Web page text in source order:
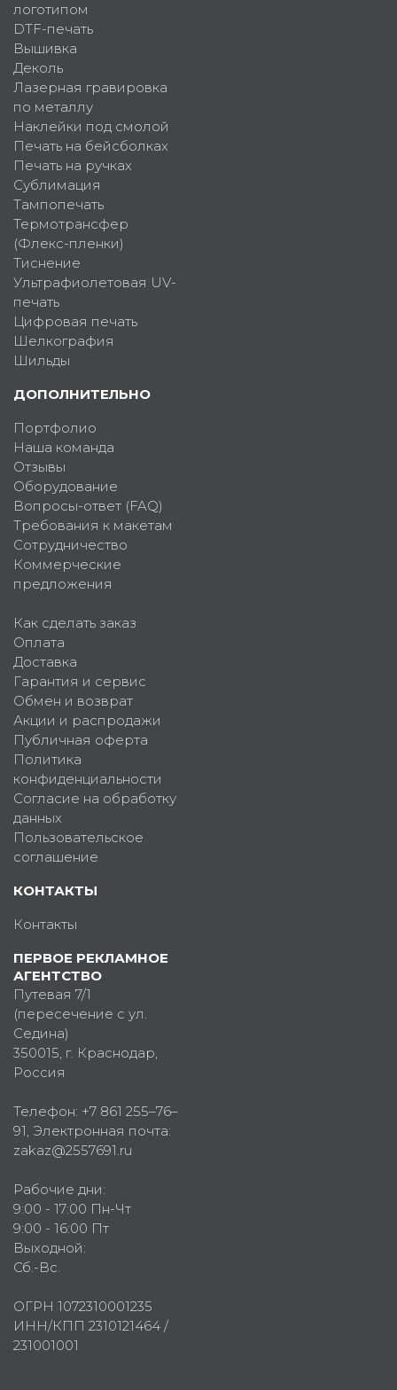
логотипом
DTF-печать
Вышивка
Деколь
Лазерная гравировка
по металлу
Наклейки под смолой
Печать на бейсболках
Печать на ручках
Сублимация
Тампопечать
Термотрансфер
(Флекс-пленки)
Тиснение
Ультрафиолетовая UV-
печать
Цифровая печать
Шелкография
Шильды
ДОПОЛНИТЕЛЬНО
Портфолио
Наша команда
Отзывы
Оборудование
Вопросы-ответ (FAQ)
Требования к макетам
Сотрудничество
Коммерческие
предложения
Как сделать заказ
Оплата
Доставка
Гарантия и сервис
Обмен и возврат
Акции и распродажи
Публичная оферта
Политика
конфиденциальности
Согласие на обработку
данных
Пользовательское
соглашение
КОНТАКТЫ
Контакты
ПЕРВОЕ РЕКЛАМНОЕ
АГЕНТСТВО
Путевая 7/1
(пересечение с ул.
Седина)
350015, г. Краснодар,
Россия
Телефон: +7 861 255–76–
91, Электронная почта:
zakaz@2557691.ru
Рабочие дни:
9:00 - 17:00 Пн-Чт
9:00 - 16:00 Пт
Выходной:
Сб.-Вс.
ОГРН 1072310001235
ИНН/КПП 2310121464 /
231001001